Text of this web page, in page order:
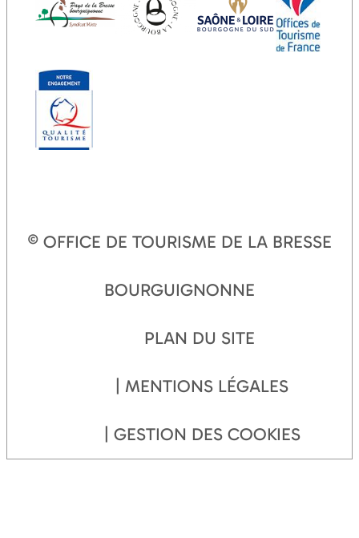
© OFFICE DE TOURISME DE LA BRESSE
BOURGUIGNONNE
PLAN DU SITE
MENTIONS LÉGALES
GESTION DES COOKIES